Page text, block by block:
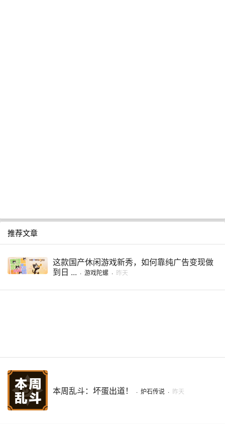
推荐文章
这款国产休闲游戏新秀，如何靠纯广告变现做
到日 ... · 游戏陀螺 · 昨天
本周乱斗：坏蛋出道！ · 炉石传说 · 昨天